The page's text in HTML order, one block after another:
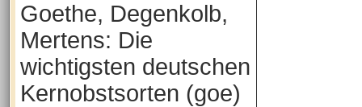
Goethe, Degenkolb,
Mertens: Die
wichtigsten deutschen
Kernobstsorten (goe)